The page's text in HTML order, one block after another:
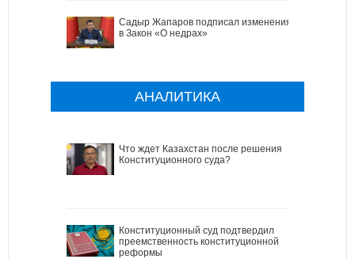
Садыр Жапаров подписал изменения
в Закон «О недрах»
АНАЛИТИКА
Что ждет Казахстан после решения
Конституционного суда?
Конституционный суд подтвердил
преемственность конституционной
реформы